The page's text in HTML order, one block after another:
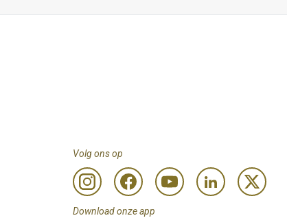
Volg ons op
Download onze app